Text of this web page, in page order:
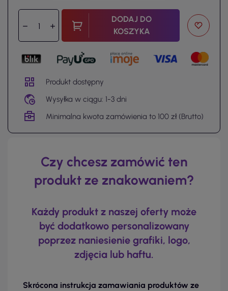
DODAJ DO
KOSZYKA
Produkt dostępny
Wysyłka w ciągu: 1-3 dni
Minimalna kwota zamówienia to 100 zł (Brutto)
Czy chcesz zamówić ten
produkt ze znakowaniem?
Każdy produkt z naszej oferty może
być dodatkowo personalizowany
poprzez naniesienie grafiki, logo,
zdjęcia lub haftu.
Skrócona instrukcja zamawiania produktów ze